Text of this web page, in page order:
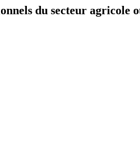
du secteur agricole